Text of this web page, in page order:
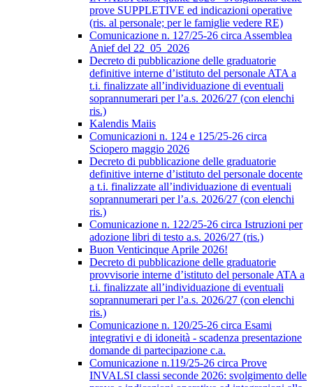
prove SUPPLETIVE ed indicazioni operative
(ris. al personale; per le famiglie vedere RE)
Comunicazione n. 127/25-26 circa Assemblea
Anief del 22_05_2026
Decreto di pubblicazione delle graduatorie
definitive interne d’istituto del personale ATA a
t.i. finalizzate all’individuazione di eventuali
soprannumerari per l’a.s. 2026/27 (con elenchi
ris.)
Kalendis Maiis
Comunicazioni n. 124 e 125/25-26 circa
Sciopero maggio 2026
Decreto di pubblicazione delle graduatorie
definitive interne d’istituto del personale docente
a t.i. finalizzate all’individuazione di eventuali
soprannumerari per l’a.s. 2026/27 (con elenchi
ris.)
Comunicazione n. 122/25-26 circa Istruzioni per
adozione libri di testo a.s. 2026/27 (ris.)
Buon Venticinque Aprile 2026!
Decreto di pubblicazione delle graduatorie
provvisorie interne d’istituto del personale ATA a
t.i. finalizzate all’individuazione di eventuali
soprannumerari per l’a.s. 2026/27 (con elenchi
ris.)
Comunicazione n. 120/25-26 circa Esami
integrativi e di idoneità - scadenza presentazione
domande di partecipazione c.a.
Comunicazione n.119/25-26 circa Prove
INVALSI classi seconde 2026: svolgimento delle